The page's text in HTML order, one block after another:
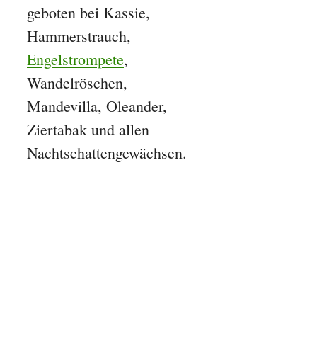
geboten bei Kassie,
Hammerstrauch,
Engelstrompete,
Wandelröschen,
Mandevilla, Oleander,
Ziertabak und allen
Nachtschattengewächsen.